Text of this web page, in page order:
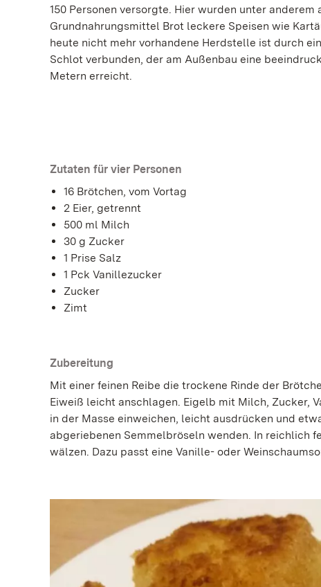
150 Personen versorgte. Hier wurden unter anderem
Grundnahrungsmittel Brot leckere Speisen wie
heute nicht mehr vorhandene Herdstelle ist durch
Schlot verbunden, der am Außenbau eine
Metern erreicht.
Zutaten für vier Personen
16 Brötchen, vom Vortag
2 Eier, getrennt
500 ml Milch
30 g Zucker
1 Prise Salz
1 Pck Vanillezucker
Zucker
Zimt
Zubereitung
Mit einer feinen Reibe die trockene Rinde der
Eiweiß leicht anschlagen. Eigelb mit Milch, Zucker,
in der Masse einweichen, leicht ausdrücken und
abgeriebenen Semmelbröseln wenden. In reichlich
wälzen. Dazu passt eine Vanille- oder